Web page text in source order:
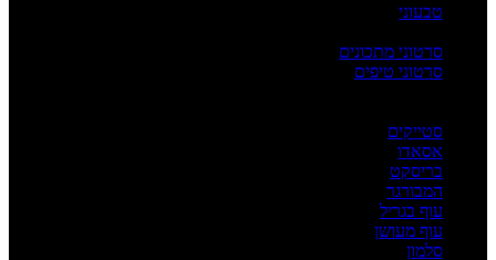
טבעוני
סרטוני מתכונים
סרטוני טיפים
סטייקים
אסאדו
בריסקט
המבורגר
עוף בגריל
עוף מעושן
סלמון